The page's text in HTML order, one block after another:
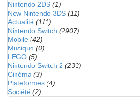
Nintendo 2DS (1)
New Nintendo 3DS (11)
Actualité (111)
Nintendo Switch (2907)
Mobile (42)
Musique (0)
LEGO (5)
Nintendo Switch 2 (233)
Cinéma (3)
Plateformes (4)
Société (2)